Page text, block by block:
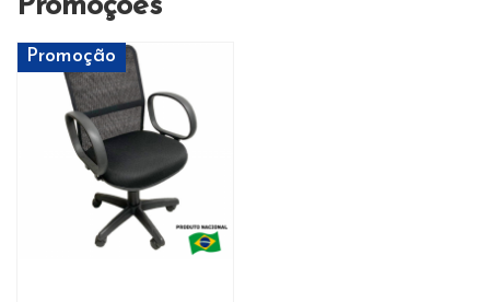
Promoções
Promoção